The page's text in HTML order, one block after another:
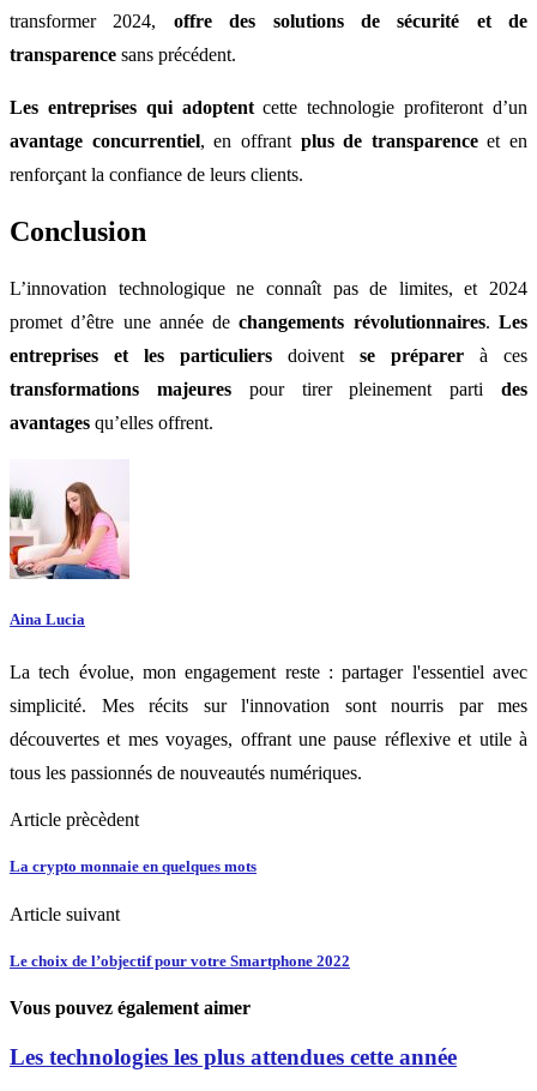
transformer 2024, offre des solutions de sécurité et de
transparence sans précédent.
Les entreprises qui adoptentcette technologie profiteront d’un
avantage concurrentiel, en offrant plus de transparenceet en
renforçant la confiance de leurs clients.
Conclusion
L’innovation technologique ne connaît pas de limites, et 2024
promet d’être une année dechangements révolutionnaires.Les
entreprises et les particuliers doivent se préparer à ces
transformations majeurespour tirer pleinement partides
avantages qu’elles offrent.
Aina Lucia
La tech évolue, mon engagement reste : partager l'essentiel avec
simplicité. Mes récits sur l'innovation sont nourris par mes
découvertes et mes voyages, offrant une pause réflexive et utile à
tous les passionnés de nouveautés numériques.
Article prècèdent
La crypto monnaie en quelques mots
Article suivant
Le choix de l’objectif pour votre Smartphone 2022
Vous pouvez également aimer
Les technologies les plus attendues cette année